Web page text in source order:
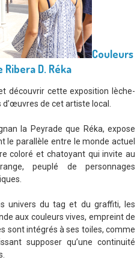
Couleurs
D. Réka
découvrir cette exposition lèche-
de cet artiste local.
la Peyrade que Réka, expose
le parallèle entre le monde actuel
coloré et chatoyant qui invite au
peuplé de personnages
univers du tag et du graffiti, les
aux couleurs vives, empreint de
sont intégrés à ses toiles, comme
supposer qu’une continuité